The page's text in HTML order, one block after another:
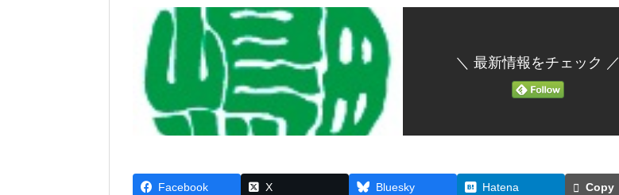
＼ 最新情報をチェック ／
Facebook X Bluesky Hatena Copy